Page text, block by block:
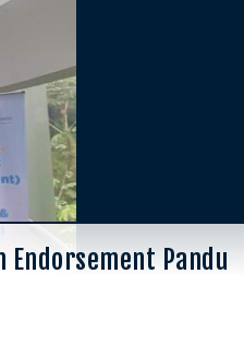
Endorsement Pandu